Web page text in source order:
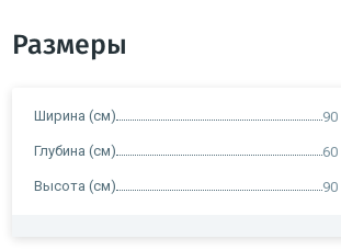
Размеры
Ширина (см) 90
Глубина (см) 60
Высота (см) 90